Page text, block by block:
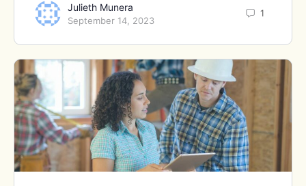
Julieth Munera
September 14, 2023
1